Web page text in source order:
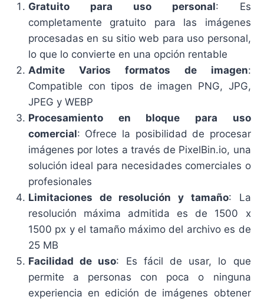
Gratuito para uso personal: Es
completamente gratuito para las imágenes
procesadas en su sitio web para uso personal,
lo que lo convierte en una opción rentable
Admite Varios formatos de imagen:
Compatible con tipos de imagen PNG, JPG,
JPEG y WEBP
Procesamiento en bloque para uso
comercial: Ofrece la posibilidad de procesar
imágenes por lotes a través de PixelBin.io, una
solución ideal para necesidades comerciales o
profesionales
Limitaciones de resolución y tamaño: La
resolución máxima admitida es de 1500 x
1500 px y el tamaño máximo del archivo es de
25 MB
Facilidad de uso: Es fácil de usar, lo que
permite a personas con poca o ninguna
experiencia en edición de imágenes obtener